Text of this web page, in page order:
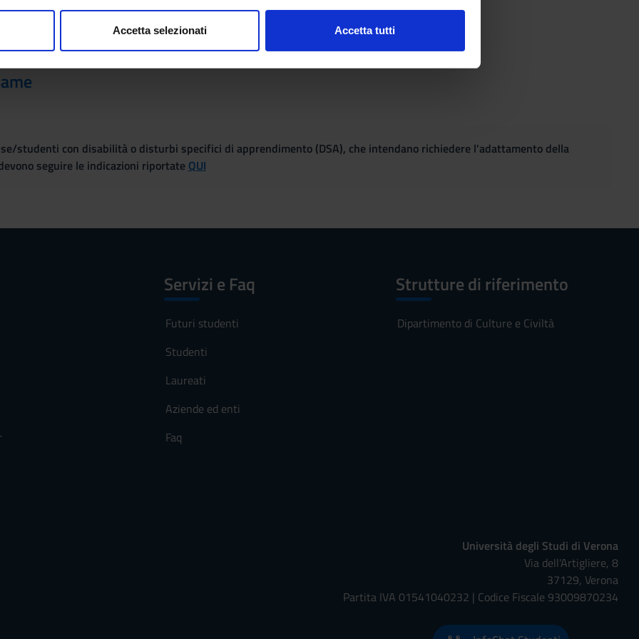
in qualsiasi momento dalla Dichiarazione sui cookie.
e social media, i quali potrebbero combinarle con altre informazioni che hai fornito loro o
Accetta selezionati Accetta tutti
subire qualche piccola variazione.
frontali e proiezioni di audiovisivi
studenti con disabilità o disturbi specifici di apprendimento (DSA), che intendano richiedere l'adattamento della
seguire le indicazioni riportate QUI
Servizi e Faq
Futuri studenti
Studenti
Laureati
Aziende ed enti
Faq
Strutture di riferimento
Dipartimento di Culture e Civiltà
Università degli Studi di Verona
Via dell'Artigliere, 8
37129, Verona
Partita IVA 01541040232 | Codice Fiscale 93009870234